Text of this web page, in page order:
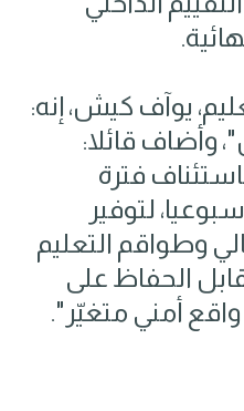
يوآف كيش، إنه:
وأضاف قائلا:
فترة
لتوفير
وطواقم التعليم
الحفاظ على
أمني متغيّر".